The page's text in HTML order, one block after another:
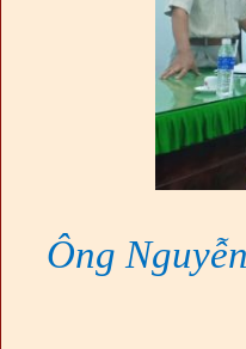
Ông